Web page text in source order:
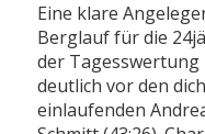
Eine klare
Berglauf für die
der Tagesswertung
deutlich vor den
einlaufenden